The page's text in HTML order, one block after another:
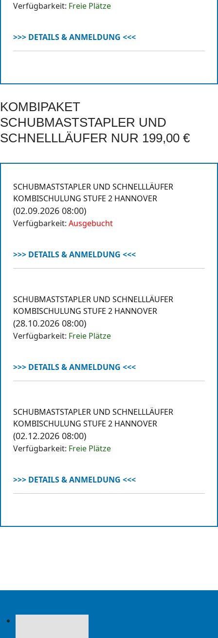
Verfügbarkeit: Freie Plätze
>>> DETAILS & ANMELDUNG <<<
KOMBIPAKET
SCHUBMASTSTAPLER UND
SCHNELLLÄUFER NUR 199,00 €
SCHUBMASTSTAPLER UND SCHNELLLÄUFER
KOMBISCHULUNG STUFE 2 HANNOVER
(02.09.2026 08:00)
Verfügbarkeit: Ausgebucht
>>> DETAILS & ANMELDUNG <<<
SCHUBMASTSTAPLER UND SCHNELLLÄUFER
KOMBISCHULUNG STUFE 2 HANNOVER
(28.10.2026 08:00)
Verfügbarkeit: Freie Plätze
>>> DETAILS & ANMELDUNG <<<
SCHUBMASTSTAPLER UND SCHNELLLÄUFER
KOMBISCHULUNG STUFE 2 HANNOVER
(02.12.2026 08:00)
Verfügbarkeit: Freie Plätze
>>> DETAILS & ANMELDUNG <<<